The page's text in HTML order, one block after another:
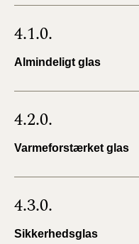
4.1.0.
Almindeligt glas
4.2.0.
Varmeforstærket glas
4.3.0.
Sikkerhedsglas